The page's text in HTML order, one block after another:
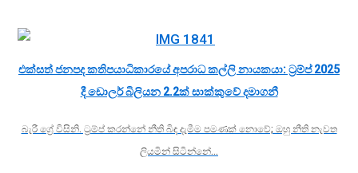
එක්සත් ජනපද කතිපයාධිකාරයේ අපරාධ කල්ලි නායකයා: ට්‍රම්ප් 2025
දී ඩොලර් බිලියන 2.2ක් සාක්කුවේ දමාගනී
බැරී ග්‍රේ විසිනි. ට්‍රම්ප් කරන්නේ නීති බිඳ දැමීම පමණක් නොවේ; ඔහු නීති නැවත
ලියමින් සිටින්නේ…